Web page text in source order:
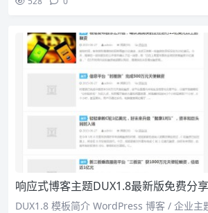
响应式博客主题DUX1.8最新版免费分享
DUX1.8 模板简介 WordPress 博客 / 企业主